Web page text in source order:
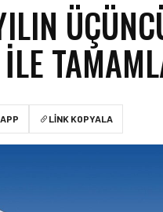
LINK KOPYALA